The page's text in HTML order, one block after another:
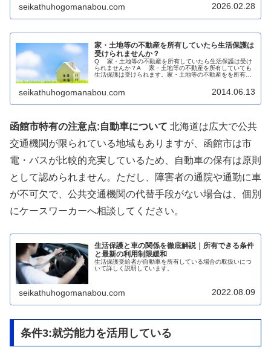
seikathuhogomanabou.com 2026.02.28
家・土地等の不動産を所有していたら生活保護は
受けられませんか？
Q 家・土地等の不動産を所有していたら生活保護は受け
られませんか？A 家・土地等の不動産を所有していても
生活保護は受けられます。家・土地等の不動産をを所有し
seikathuhogomanabou.com 2014.06.13
函館市特有の注意点:自動車について 北海道は広大で公共
交通機関が限られている地域もありますが、函館市は市
電・バスが比較的充実しているため、自動車の保有は原則
として認められません。ただし、障害者の通院や通勤に車
が不可欠で、公共交通機関の代替手段がない場合は、個別
にケースワーカーへ相談してください。
生活保護と車の関係を徹底解説｜所有できる条件
と最新の利用制限緩和
生活保護受給者が自動車を所有している場合の取扱いにつ
いて詳しく説明しています。
seikathuhogomanabou.com 2022.08.09
条件3:就労能力を活用している